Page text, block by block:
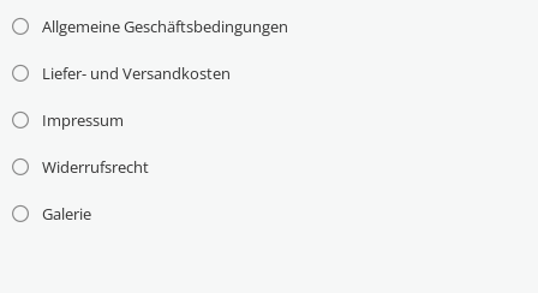
Allgemeine Geschäftsbedingungen
Liefer- und Versandkosten
Impressum
Widerrufsrecht
Galerie